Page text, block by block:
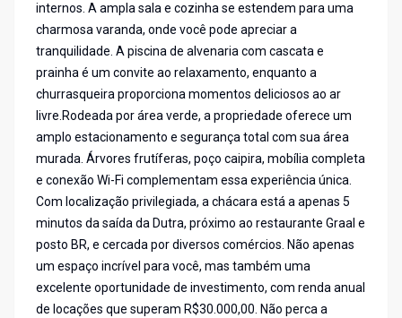
internos. A ampla sala e cozinha se estendem para uma
charmosa varanda, onde você pode apreciar a
tranquilidade. A piscina de alvenaria com cascata e
prainha é um convite ao relaxamento, enquanto a
churrasqueira proporciona momentos deliciosos ao ar
livre.Rodeada por área verde, a propriedade oferece um
amplo estacionamento e segurança total com sua área
murada. Árvores frutíferas, poço caipira, mobília completa
e conexão Wi-Fi complementam essa experiência única.
Com localização privilegiada, a chácara está a apenas 5
minutos da saída da Dutra, próximo ao restaurante Graal e
posto BR, e cercada por diversos comércios. Não apenas
um espaço incrível para você, mas também uma
excelente oportunidade de investimento, com renda anual
de locações que superam R$30.000,00. Não perca a